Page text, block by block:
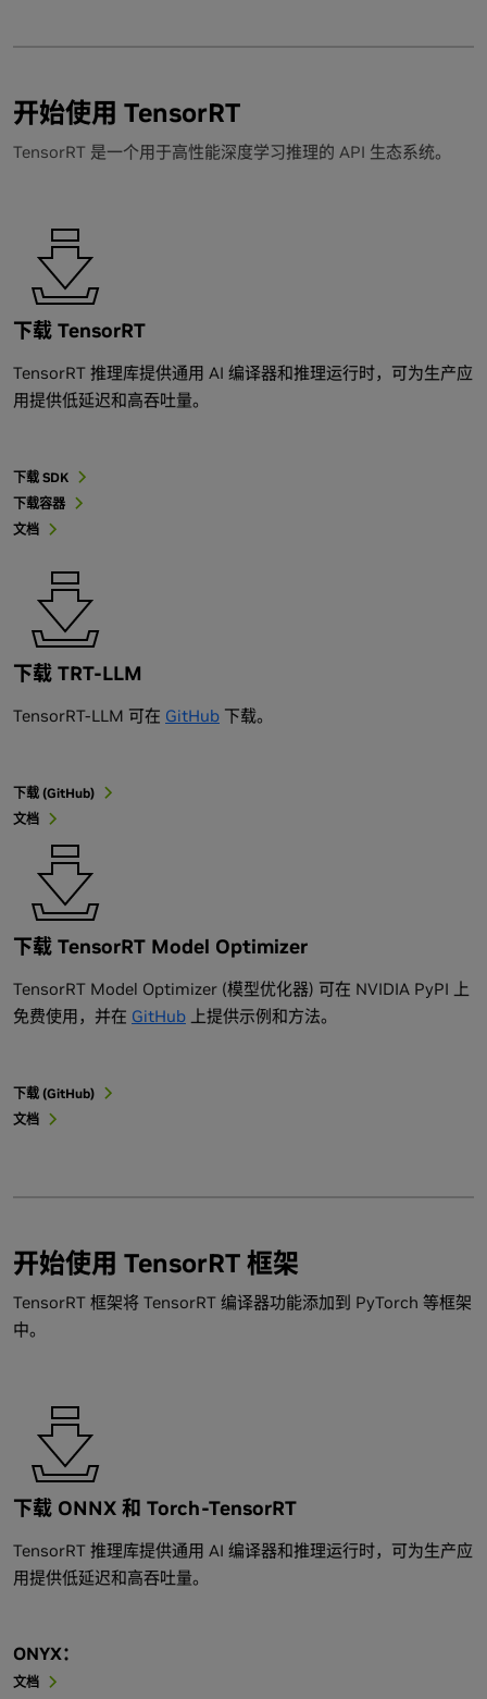
开始使用 TensorRT
TensorRT 是一个用于高性能深度学习推理的 API 生态系统。
下载 TensorRT
TensorRT 推理库提供通用 AI 编译器和推理运行时，可为生产应
用提供低延迟和高吞吐量。
下载 SDK
下载容器
文档
下载 TRT-LLM
TensorRT-LLM 可在 GitHub 下载。
下载 (GitHub)
文档
下载 TensorRT Model Optimizer
TensorRT Model Optimizer (模型优化器) 可在 NVIDIA PyPI 上
免费使用，并在 GitHub 上提供示例和方法。
下载 (GitHub)
文档
开始使用 TensorRT 框架
TensorRT 框架将 TensorRT 编译器功能添加到 PyTorch 等框架
中。
下载 ONNX 和 Torch-TensorRT
TensorRT 推理库提供通用 AI 编译器和推理运行时，可为生产应
用提供低延迟和高吞吐量。
ONYX：
文档